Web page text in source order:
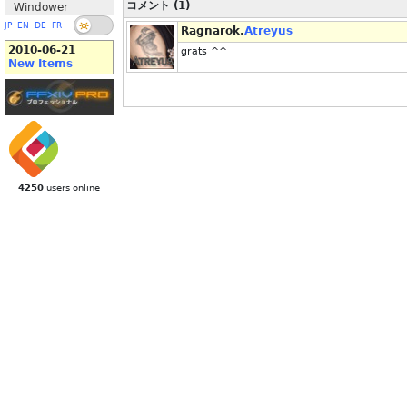
Windower
JP EN DE FR
2010-06-21
New Items
4250 users online
コメント (1)
Ragnarok.Atreyus
grats ^^